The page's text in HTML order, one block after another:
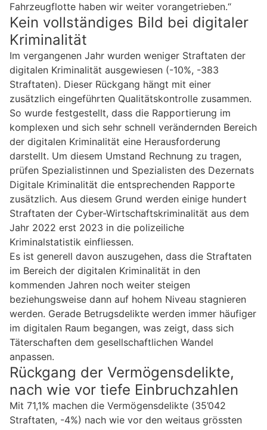
Fahrzeugflotte haben wir weiter vorangetrieben.“
Kein vollständiges Bild bei digitaler
Kriminalität
Im vergangenen Jahr wurden weniger Straftaten der
digitalen Kriminalität ausgewiesen (-10%, -383
Straftaten). Dieser Rückgang hängt mit einer
zusätzlich eingeführten Qualitätskontrolle zusammen.
So wurde festgestellt, dass die Rapportierung im
komplexen und sich sehr schnell verändernden Bereich
der digitalen Kriminalität eine Herausforderung
darstellt. Um diesem Umstand Rechnung zu tragen,
prüfen Spezialistinnen und Spezialisten des Dezernats
Digitale Kriminalität die entsprechenden Rapporte
zusätzlich. Aus diesem Grund werden einige hundert
Straftaten der Cyber-Wirtschaftskriminalität aus dem
Jahr 2022 erst 2023 in die polizeiliche
Kriminalstatistik einfliessen.
Es ist generell davon auszugehen, dass die Straftaten
im Bereich der digitalen Kriminalität in den
kommenden Jahren noch weiter steigen
beziehungsweise dann auf hohem Niveau stagnieren
werden. Gerade Betrugsdelikte werden immer häufiger
im digitalen Raum begangen, was zeigt, dass sich
Täterschaften dem gesellschaftlichen Wandel
anpassen.
Rückgang der Vermögensdelikte,
nach wie vor tiefe Einbruchzahlen
Mit 71,1% machen die Vermögensdelikte (35’042
Straftaten, -4%) nach wie vor den weitaus grössten